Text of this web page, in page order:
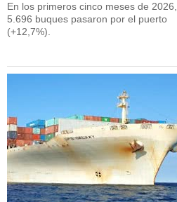
En los primeros cinco meses de 2026,
5.696 buques pasaron por el puerto
(+12,7%).